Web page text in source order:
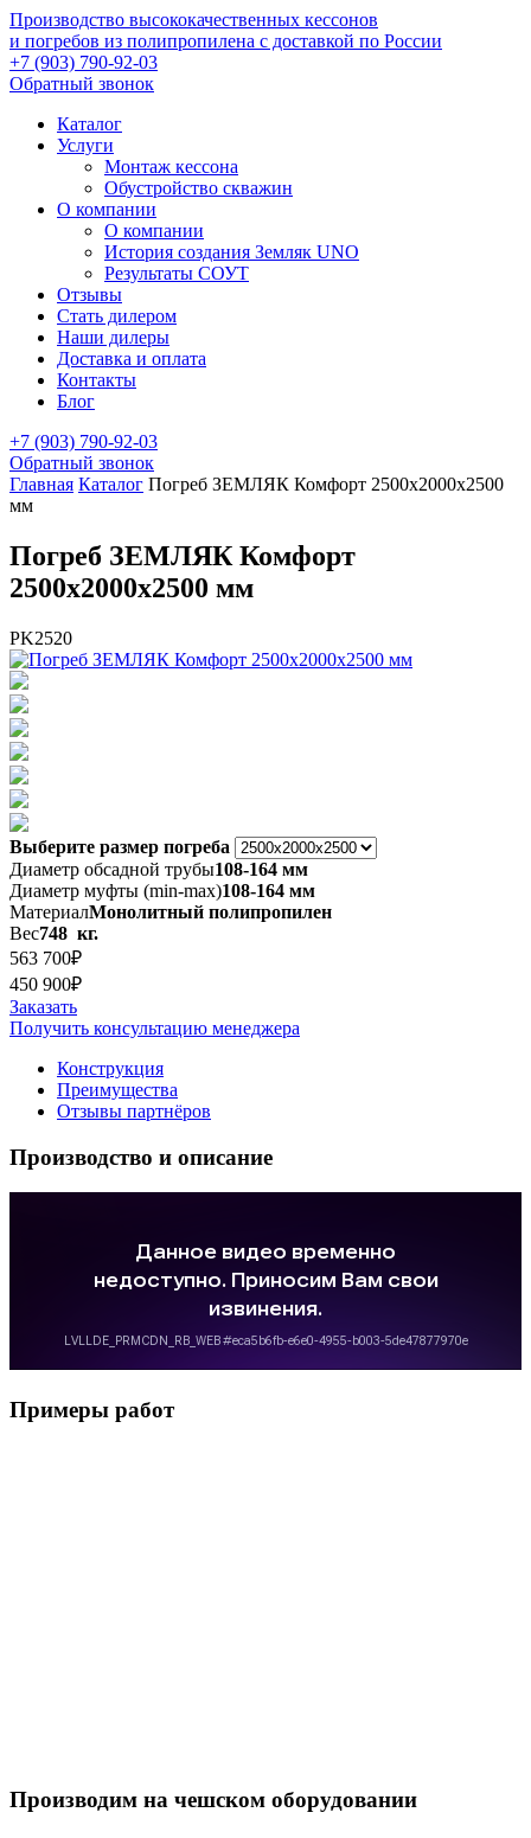
Производство высококачественных кессонов
и погребов из полипропилена с доставкой по России
+7 (903) 790-92-03
Обратный звонок
Каталог
Услуги
Монтаж кессона
Обустройство скважин
О компании
О компании
История создания Земляк UNO
Результаты СОУТ
Отзывы
Стать дилером
Наши дилеры
Доставка и оплата
Контакты
Блог
+7 (903) 790-92-03
Обратный звонок
Главная Каталог Погреб ЗЕМЛЯК Комфорт 2500x2000x2500
мм
Погреб ЗЕМЛЯК Комфорт
2500x2000x2500 мм
PK2520
Выберите размер погреба
Диаметр обсадной трубы108-164 мм
Диаметр муфты (min-max)108-164 мм
МатериалМонолитный полипропилен
Вес748 кг.
563 700₽
450 900₽
Заказать
Получить консультацию менеджера
Конструкция
Преимущества
Отзывы партнёров
Производство и описание
Примеры работ
Производим на чешском оборудовании